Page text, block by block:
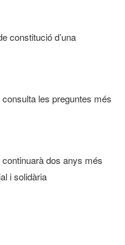
constitució d’una
les preguntes més
dos anys més
i solidària